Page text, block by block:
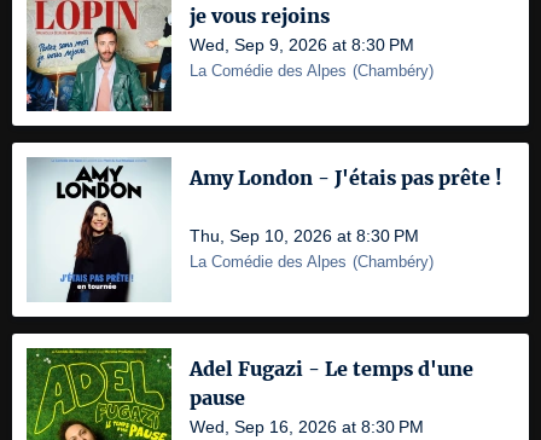
je vous rejoins
Wed, Sep 9, 2026 at 8:30 PM
La Comédie des Alpes (Chambéry)
Amy London - J'étais pas prête !
Thu, Sep 10, 2026 at 8:30 PM
La Comédie des Alpes (Chambéry)
Adel Fugazi - Le temps d'une
pause
Wed, Sep 16, 2026 at 8:30 PM